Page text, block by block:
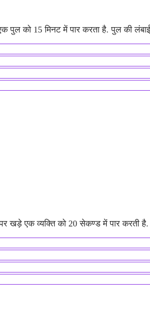
पुल को 15 मिनट में पार करता है. पुल की
एक व्यक्ति को 20 सेकण्ड में पार करती है.